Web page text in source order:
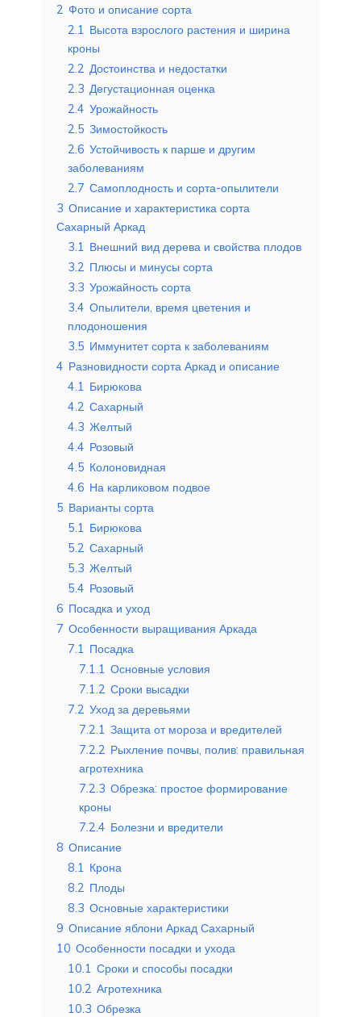
2 Фото и описание сорта
2.1 Высота взрослого растения и ширина
кроны
2.2 Достоинства и недостатки
2.3 Дегустационная оценка
2.4 Урожайность
2.5 Зимостойкость
2.6 Устойчивость к парше и другим
заболеваниям
2.7 Самоплодность и сорта-опылители
3 Описание и характеристика сорта
Сахарный Аркад
3.1 Внешний вид дерева и свойства плодов
3.2 Плюсы и минусы сорта
3.3 Урожайность сорта
3.4 Опылители, время цветения и
плодоношения
3.5 Иммунитет сорта к заболеваниям
4 Разновидности сорта Аркад и описание
4.1 Бирюкова
4.2 Сахарный
4.3 Желтый
4.4 Розовый
4.5 Колоновидная
4.6 На карликовом подвое
5 Варианты сорта
5.1 Бирюкова
5.2 Сахарный
5.3 Желтый
5.4 Розовый
6 Посадка и уход
7 Особенности выращивания Аркада
7.1 Посадка
7.1.1 Основные условия
7.1.2 Сроки высадки
7.2 Уход за деревьями
7.2.1 Защита от мороза и вредителей
7.2.2 Рыхление почвы, полив: правильная
агротехника
7.2.3 Обрезка: простое формирование
кроны
7.2.4 Болезни и вредители
8 Описание
8.1 Крона
8.2 Плоды
8.3 Основные характеристики
9 Описание яблони Аркад Сахарный
10 Особенности посадки и ухода
10.1 Сроки и способы посадки
10.2 Агротехника
10.3 Обрезка